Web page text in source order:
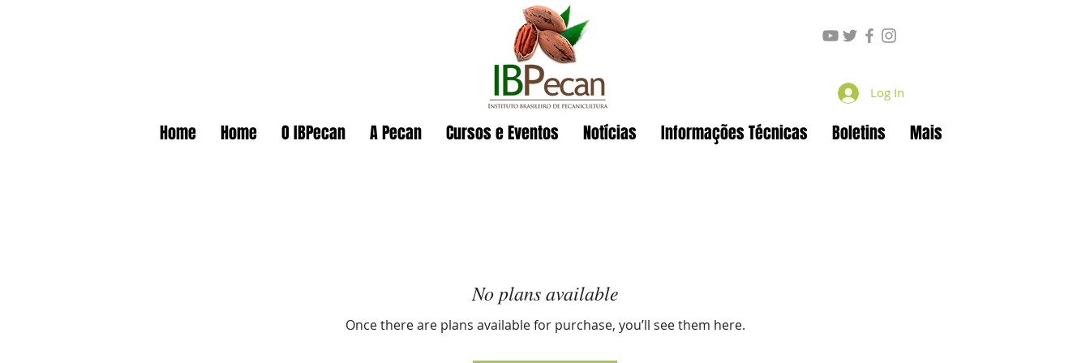
Log In
Home Home O IBPecan A Pecan Cursos e Eventos Notícias Informações Técnicas Boletins Mais
No plans available
Once there are plans available for purchase, you’ll see them here.